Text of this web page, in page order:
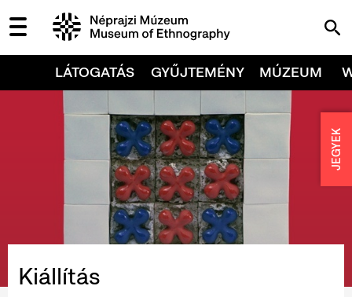
LÁTOGATÁS GYŰJTEMÉNY MÚZEUM
Kiállítás
JEGYEK